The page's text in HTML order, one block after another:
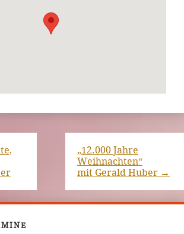
„12.000 Jahre
Weihnachten“
mit Gerald Huber →